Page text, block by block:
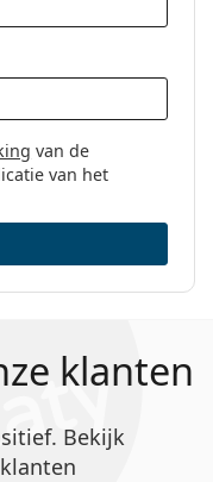
van de
van het
klanten
Bekijk